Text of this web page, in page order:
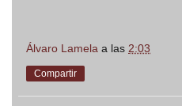
Álvaro Lamela a las 2:03
Compartir